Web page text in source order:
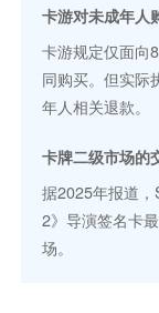
卡游对未成年人
卡游规定仅面向
同购买。但实际
年人相关退款。
卡牌二级市场的
据2025年报道
2》导演签名卡
场。